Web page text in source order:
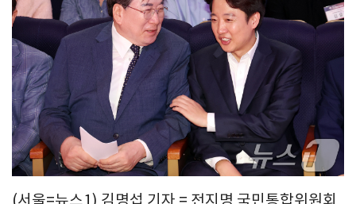
(서울=뉴스1) 김명섭 기자 = 전지명 국민통합위원회